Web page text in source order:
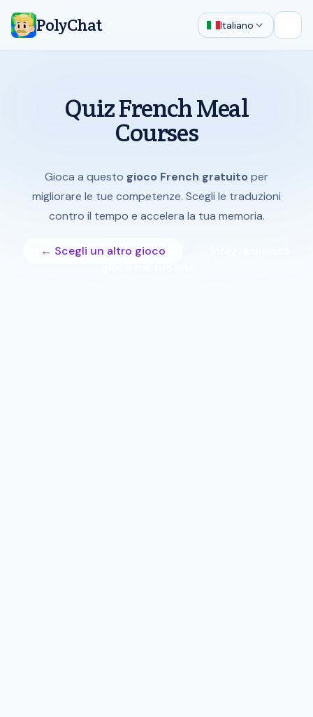
PolyChat Italiano
Quiz French Meal
Courses
Gioca a questo gioco French gratuito per
migliorare le tue competenze. Scegli le traduzioni
contro il tempo e accelera la tua memoria.
← Scegli un altro gioco